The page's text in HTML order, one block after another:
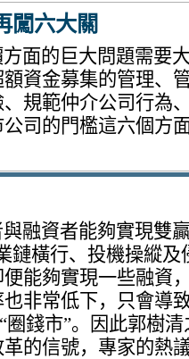
闖六大關
面的巨大問題需要
額資金募集的管理、
、規範仲介公司行為
司的門檻這六個方
融資者能夠實現雙
鏈橫行、投機操縱及
能夠實現一些融資
非常低下，只會導
錢市”。因此郭樹
的信號，專家的熱